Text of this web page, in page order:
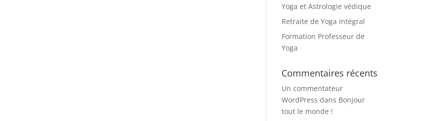
Yoga et Astrologie védique
Retraite de Yoga Intégral
Formation Professeur de
Yoga
Commentaires récents
Un commentateur
WordPress dans Bonjour
tout le monde !